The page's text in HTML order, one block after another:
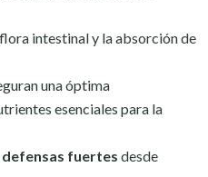
intestinal y la absorción de
una óptima
esenciales para la
fuertes desde